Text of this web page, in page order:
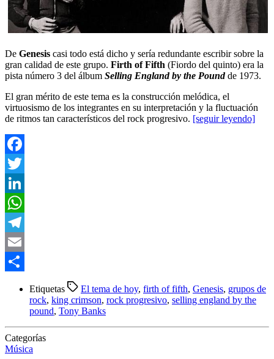
De Genesis casi todo está dicho y sería redundante escribir sobre la
gran calidad de este grupo. Firth of Fifth (Fiordo del quinto) era la
pista número 3 del álbum Selling England by the Poundde 1973.
El gran mérito de este tema es la construcción melódica, el
virtuosismo de los integrantes en su interpretación y la fluctuación
de ritmos tan característicos del rock progresivo. [seguir leyendo]
Facebook
Twitter
LinkedIn
WhatsApp
Telegram
Email
Etiquetas El tema de hoy, firth of fifth, Genesis, grupos de
rock, king crimson, rock progresivo, selling england by the
pound, Tony Banks
Categorías
Música